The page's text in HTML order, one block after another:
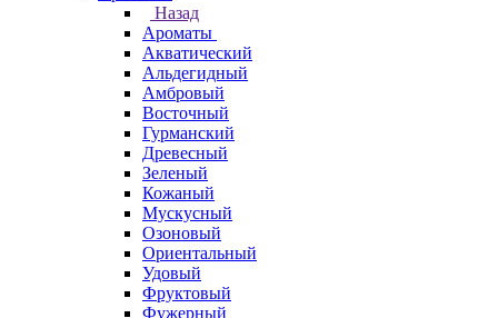
Назад
Ароматы
Акватический
Альдегидный
Амбровый
Восточный
Гурманский
Древесный
Зеленый
Кожаный
Мускусный
Озоновый
Ориентальный
Удовый
Фруктовый
Фужерный